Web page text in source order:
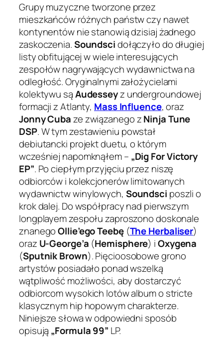
Grupy muzyczne tworzone przez
mieszkańców różnych państw czy nawet
kontynentów nie stanowią dzisiaj żadnego
zaskoczenia.Soundscidołączyło do długiej
listy obfitującej w wiele interesujących
zespołów nagrywających wydawnictwa na
odległość. Oryginalnymi założycielami
kolektywu sąAudesseyz undergroundowej
formacji z Atlanty, Mass Influence, oraz
Jonny Cubaze związanego zNinja Tune
DSP. W tym zestawieniu powstał
debiutancki projekt duetu, o którym
wcześniej napomknąłem – „Dig For Victory
EP”. Po ciepłym przyjęciu przez niszę
odbiorców i kolekcjonerów limitowanych
wydawnictw winylowych, Soundsci poszli o
krok dalej. Do współpracy nad pierwszym
longplayem zespołu zaproszono doskonale
znanegoOllie’ego Teebę(The Herbaliser)
oraz U-George’a (Hemisphere) iOxygena
(Sputnik Brown). Pięcioosobowe grono
artystów posiadało ponad wszelką
wątpliwość możliwości, aby dostarczyć
odbiorcom wysokich lotów album o stricte
klasycznym hip hopowym charakterze.
Niniejsze słowa w odpowiedni sposób
opisują „Formula 99” LP.